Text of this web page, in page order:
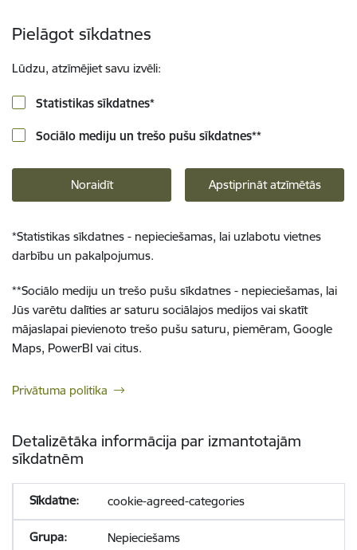
Pielāgot sīkdatnes
Lūdzu, atzīmējiet savu izvēli:
Statistikas sīkdatnes*
Sociālo mediju un trešo pušu sīkdatnes**
Noraidīt Apstiprināt atzīmētās
*Statistikas sīkdatnes - nepieciešamas, lai uzlabotu vietnes
darbību un pakalpojumus.
**Sociālo mediju un trešo pušu sīkdatnes - nepieciešamas, lai
Jūs varētu dalīties ar saturu sociālajos medijos vai skatīt
mājaslapai pievienoto trešo pušu saturu, piemēram, Google
Maps, PowerBI vai citus.
Privātuma politika
Detalizētāka informācija par izmantotajām
sīkdatnēm
cookie-agreed-categories
Nepieciešams